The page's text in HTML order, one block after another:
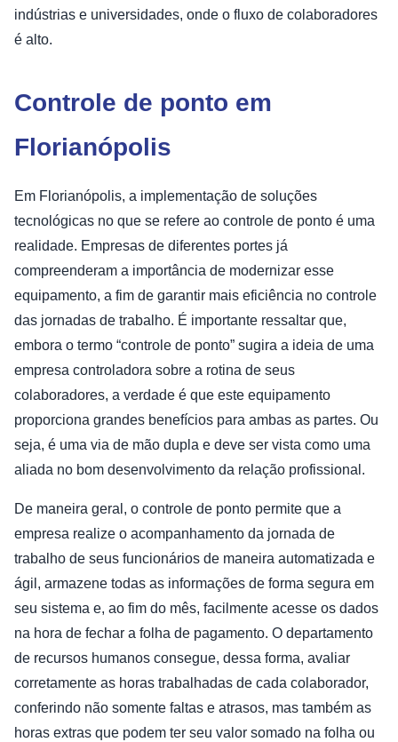
indústrias e universidades, onde o fluxo de colaboradores
é alto.
Controle de ponto em
Florianópolis
Em Florianópolis, a implementação de soluções
tecnológicas no que se refere ao controle de ponto é uma
realidade. Empresas de diferentes portes já
compreenderam a importância de modernizar esse
equipamento, a fim de garantir mais eficiência no controle
das jornadas de trabalho. É importante ressaltar que,
embora o termo “controle de ponto” sugira a ideia de uma
empresa controladora sobre a rotina de seus
colaboradores, a verdade é que este equipamento
proporciona grandes benefícios para ambas as partes. Ou
seja, é uma via de mão dupla e deve ser vista como uma
aliada no bom desenvolvimento da relação profissional.
De maneira geral, o controle de ponto permite que a
empresa realize o acompanhamento da jornada de
trabalho de seus funcionários de maneira automatizada e
ágil, armazene todas as informações de forma segura em
seu sistema e, ao fim do mês, facilmente acesse os dados
na hora de fechar a folha de pagamento. O departamento
de recursos humanos consegue, dessa forma, avaliar
corretamente as horas trabalhadas de cada colaborador,
conferindo não somente faltas e atrasos, mas também as
horas extras que podem ter seu valor somado na folha ou